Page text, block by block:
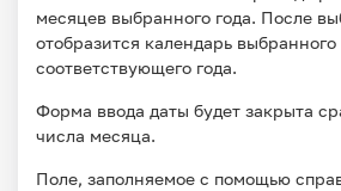
месяцев выбранного года. После
отобразится календарь
соответствующего года.
Форма ввода даты будет закрыта
числа месяца.
Поле, заполняемое с помощью